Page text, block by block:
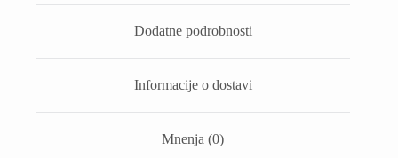
Dodatne podrobnosti
Informacije o dostavi
Mnenja (0)